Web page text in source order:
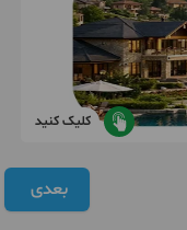
کلیک کنید
بعدی